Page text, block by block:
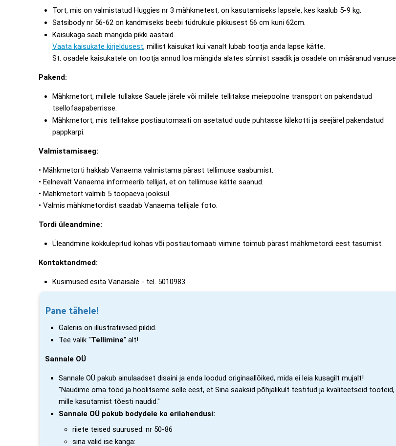
Tort, mis on valmistatud Huggies nr 3 mähkmetest, on kasutamiseks lapsele, kes kaalub 5-9 kg.
Satsibody nr 56-62 on kandmiseks beebi tüdrukule pikkusest 56 cm kuni 62cm.
Kaisukaga saab mängida pikki aastaid.
Vaata kaisukate kirjeldusest, millist kaisukat kui vanalt lubab tootja anda lapse kätte.
St. osadele kaisukatele on tootja annud loa mängida alates sünnist saadik ja osadele on määranud vanuse.
Pakend:
Mähkmetort, millele tullakse Sauele järele või millele tellitakse meiepoolne transport on pakendatud
tsellofaapaberrisse.
Mähkmetort, mis tellitakse postiautomaati on asetatud uude puhtasse kilekotti ja seejärel pakendatud
pappkarpi.
Valmistamisaeg:
• Mähkmetorti hakkab Vanaema valmistama pärast tellimuse saabumist.
• Eelnevalt Vanaema informeerib tellijat, et on tellimuse kätte saanud.
• Mähkmetort valmib 5 tööpäeva jooksul.
• Valmis mähkmetordist saadab Vanaema tellijale foto.
Tordi üleandmine:
Üleandmine kokkulepitud kohas või postiautomaati viimine toimub pärast mähkmetordi eest tasumist.
Kontaktandmed:
Küsimused esita Vanaisale - tel. 5010983
Pane tähele!
Galeriis on illustratiivsed pildid.
Tee valik "Tellimine" alt!
Sannale OÜ
Sannale OÜ pakub ainulaadset disaini ja enda loodud originaallõiked, mida ei leia kusagilt mujalt!
"Naudime oma tööd ja hoolitseme selle eest, et Sina saaksid põhjalikult testitud ja kvaliteetseid tooteid,
mille kasutamist tõesti naudid."
Sannale OÜ pakub bodydele ka erilahendusi:
riiete teised suurused: nr 50-86
sina valid ise kanga: